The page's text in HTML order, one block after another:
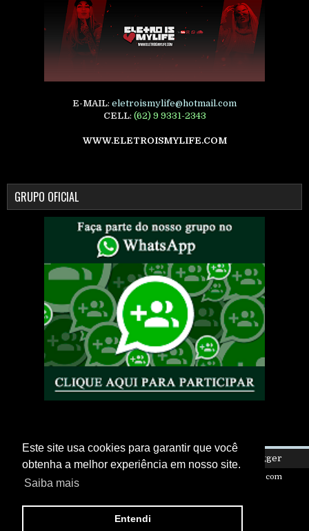
Este site usa cookies para garantir que você
obtenha a melhor experiência em nosso site.
Saiba mais
Entendi
E-MAIL: eletroismylife@hotmail.com
CELL: (62) 9 9331-2343
WWW.ELETROISMYLIFE.COM
GRUPO OFICIAL
Copyright © 2026 Eletro Is My Life | Powered by Blogger
Design by FlexiThemes NewBloggerThemes.com